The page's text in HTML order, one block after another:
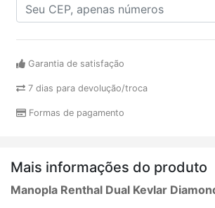
Garantia de satisfação
7 dias para devolução/troca
Formas de pagamento
Mais informações do produto
Manopla Renthal Dual Kevlar